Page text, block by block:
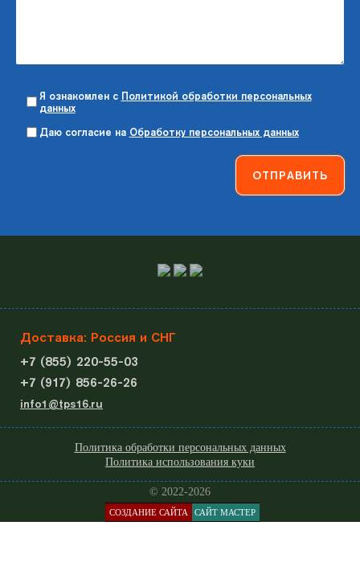
Я ознакомлен с Политикой обработки персональных
данных
Даю согласие на Обработку персональных данных
Доставка: Россия и СНГ
+7 (855) 220-55-03
+7 (917) 856-26-26
info1@tps16.ru
Политика обработки персональных данных
Политика использования куки
© 2022-2026
СОЗДАНИЕ САЙТА САЙТ МАСТЕР